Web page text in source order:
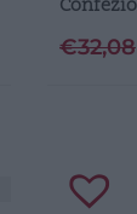
€32,08